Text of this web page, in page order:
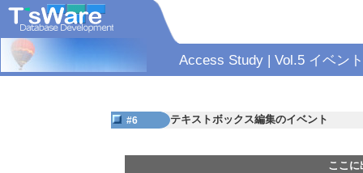
Access Study | Vol.5 イベン
#6 テキストボックス編集のイベント
ここに